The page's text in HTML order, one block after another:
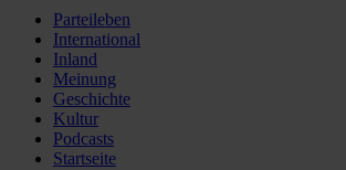
Parteileben
International
Inland
Meinung
Geschichte
Kultur
Podcasts
Startseite